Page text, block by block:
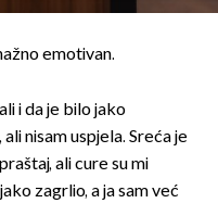
emotivan.
i da je bilo jako
nisam uspjela. Sreća je
ali cure su mi
zagrlio, a ja sam već